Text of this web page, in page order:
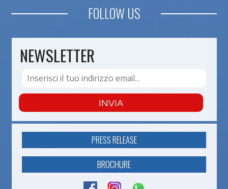
FOLLOW US
NEWSLETTER
INVIA
PRESS RELEASE
BROCHURE